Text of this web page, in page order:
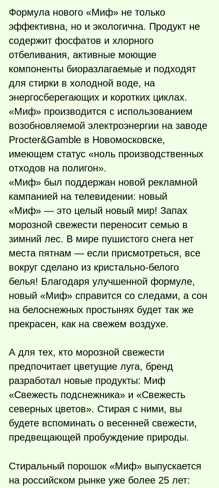
Формула нового «Миф» не только
эффективна, но и экологична. Продукт не
содержит фосфатов и хлорного
отбеливания, активные моющие
компоненты биоразлагаемые и подходят
для стирки в холодной воде, на
энергосберегающих и коротких циклах.
«Миф» производится с использованием
возобновляемой электроэнергии на заводе
Procter&Gamble в Новомосковске,
имеющем статус «ноль производственных
отходов на полигон».
«Миф» был поддержан новой рекламной
кампанией на телевидении: новый
«Миф» — это целый новый мир! Запах
морозной свежести переносит семью в
зимний лес. В мире пушистого снега нет
места пятнам — если присмотреться, все
вокруг сделано из кристально-белого
белья! Благодаря улучшенной формуле,
новый «Миф» справится со следами, а сон
на белоснежных простынях будет так же
прекрасен, как на свежем воздухе.
А для тех, кто морозной свежести
предпочитает цветущие луга, бренд
разработал новые продукты: Миф
«Свежесть подснежника» и «Свежесть
северных цветов». Стирая с ними, вы
будете вспоминать о весенней свежести,
предвещающей пробуждение природы.
Стиральный порошок «Миф» выпускается
на российском рынке уже более 25 лет: